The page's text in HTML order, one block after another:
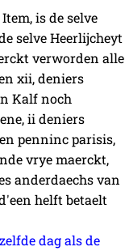
Item, is de selve
selve Heerlijcheyt
verworden alle
xii, deniers
Kalf noch
ii deniers
penninc parisis,
vrye maerckt,
anderdaechs van
helft betaelt
dag als de